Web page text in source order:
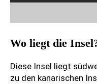
Wo liegt die
Diese Insel liegt
zu den kanarischen